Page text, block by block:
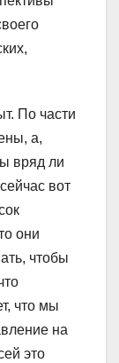
По части
а,
вряд ли
вот
они
чтобы
что мы
на
это